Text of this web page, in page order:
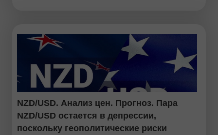
NZD/USD. Анализ цен. Прогноз. Пара
NZD/USD остается в депрессии,
поскольку геополитические риски